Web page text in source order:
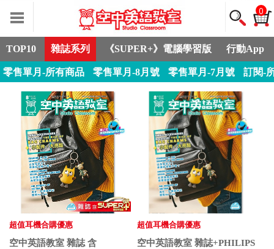
0
TOP10 雜誌系列 《SUPER+》電腦學習版 行動App
零售單月-所有商品 零售單月-8月號 零售單月-7月號 訂閱-
超值耳機合購優惠
空中英語教室 雜誌 含
超值耳機合購優惠
空中英語教室 雜誌+PHILIPS